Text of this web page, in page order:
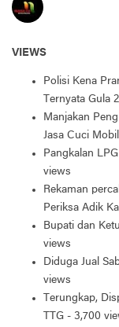
VIEWS
Polisi Kena
Ternyata Gula
Manjakan
Jasa Cuci
Pangkalan
views
Rekaman
Periksa Adik
Bupati dan
views
Diduga Jual
views
Terungkap,
TTG - 3,700